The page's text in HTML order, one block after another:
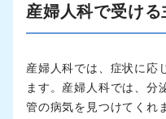
産婦人科で受ける
産婦人科では、症状に応
ます。産婦人科では、分
管の病気を見つけてくれ